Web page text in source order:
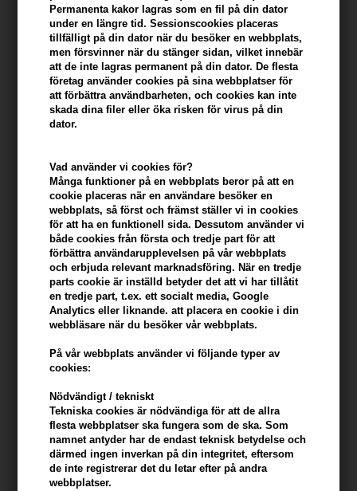
Permanenta kakor lagras som en fil på din dator
under en längre tid. Sessionscookies placeras
tillfälligt på din dator när du besöker en webbplats,
men försvinner när du stänger sidan, vilket innebär
att de inte lagras permanent på din dator. De flesta
företag använder cookies på sina webbplatser för
att förbättra användbarheten, och cookies kan inte
skada dina filer eller öka risken för virus på din
dator.
Vad använder vi cookies för?
Många funktioner på en webbplats beror på att en
cookie placeras när en användare besöker en
webbplats, så först och främst ställer vi in ​​cookies
för att ha en funktionell sida. Dessutom använder vi
både cookies från första och tredje part för att
förbättra användarupplevelsen på vår webbplats
och erbjuda relevant marknadsföring. När en tredje
parts cookie är inställd betyder det att vi har tillåtit
en tredje part, t.ex. ett socialt media, Google
Analytics eller liknande. att placera en cookie i din
webbläsare när du besöker vår webbplats.
På vår webbplats använder vi följande typer av
cookies:
Nödvändigt / tekniskt
Tekniska cookies är nödvändiga för att de allra
flesta webbplatser ska fungera som de ska. Som
namnet antyder har de endast teknisk betydelse och
därmed ingen inverkan på din integritet, eftersom
de inte registrerar det du letar efter på andra
webbplatser.
Varumärken»KMS
214,00SEK
+
I lager- Leveranstid: 2-3 arbetsdagar
Du tjänar 11 Bonuskronor på köp av denna artikel -
konto
KÖP FÖR YTTERLIGARE 499,00 SEK OCH FÅ FRI FRAKT 499 SEK
Beskrivning Recensioner Tillverkare
KMS HairPlay Dry Wax är ett lätt sprayvax som ger hårstrukturen
och en matt finish.
KMS HairPlay Dry Wax egenskaper
- bra för att göra en rufsig struktur i håret
- ger flexibelt grepp
- ger matutseende
Hur man använder KMS HairPlay Dry Wax
- Skaka behållaren före användning